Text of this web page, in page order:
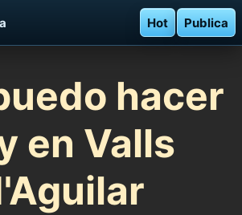
Hot Publica
hacer
en Valls